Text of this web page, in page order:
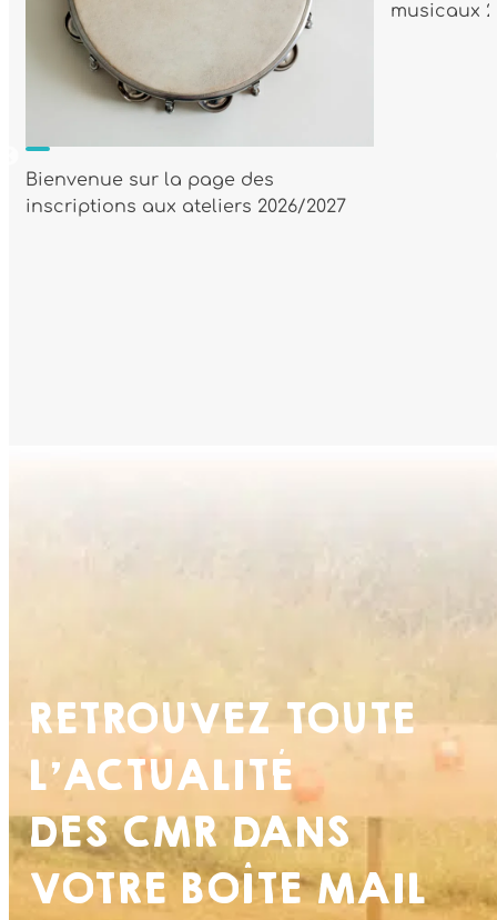
Bienvenue sur la page des
inscriptions aux ateliers 2026/2027
musicaux
RETROUVEZ TOUTE
L’ACTUALITÉ
DES CMR DANS
VOTRE BOÎTE MAIL